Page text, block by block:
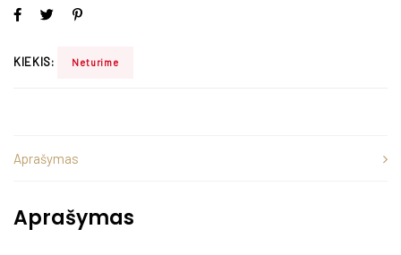
KIEKIS: Neturime
Aprašymas
Aprašymas